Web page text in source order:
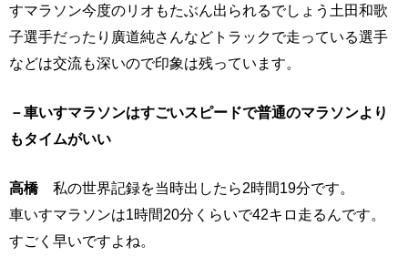
すマラソン今度のリオもたぶん出られるでしょう土田和歌
子選手だったり廣道純さんなどトラックで走っている選手
などは交流も深いので印象は残っています。
－車いすマラソンはすごいスピードで普通のマラソンより
もタイムがいい
高橋私の世界記録を当時出したら2時間19分です。
車いすマラソンは1時間20分くらいで42キロ走るんです。
すごく早いですよね。